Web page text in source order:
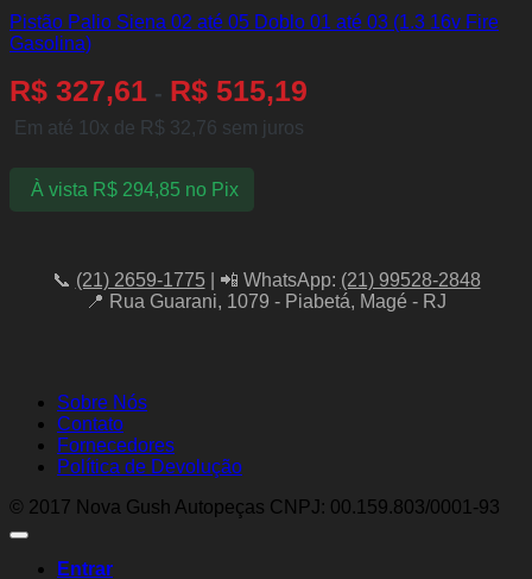
Pistão Palio Siena 02 até 05 Doblo 01 até 03 (1.3 16v Fire
Gasolina)
R$ 327,61 - R$ 515,19
Em até 10x de R$ 32,76 sem juros
À vista R$294,85 no Pix
📞 (21) 2659-1775| 📲 WhatsApp: (21) 99528-2848
📍 Rua Guarani, 1079 - Piabetá, Magé - RJ
Sobre Nós
Contato
Fornecedores
Política de Devolução
© 2017 Nova Gush Autopeças CNPJ: 00.159.803/0001-93
Entrar